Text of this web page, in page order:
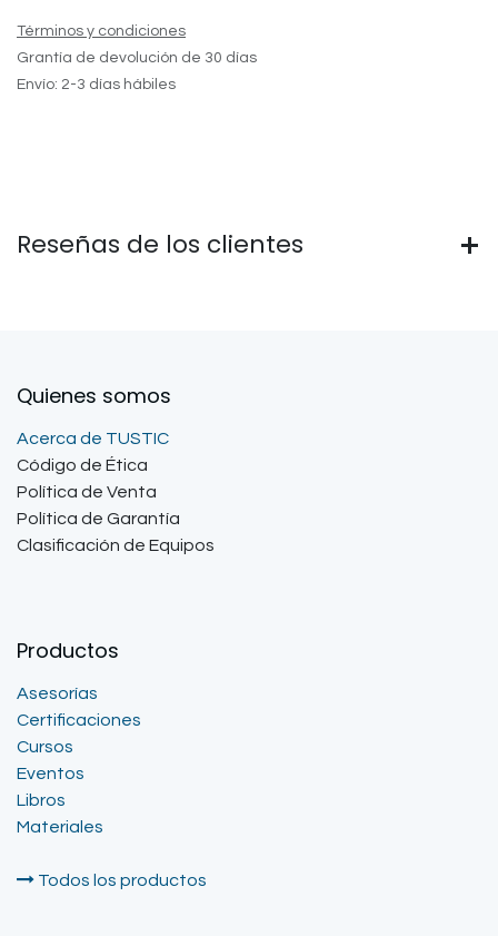
Términos y condiciones
Grantía de devolución de 30 días
Envío: 2-3 días hábiles
Reseñas de los clientes
Quienes somos
Acerca de TUSTIC
Código de Ética
Política de Venta
Política de Garantía
Clasificación de Equipos
Productos
Asesorías
Certificaciones
Cursos
Eventos
Libros
Materiales
Todos los productos